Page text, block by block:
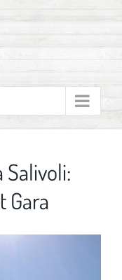
Salivoli:
Gara